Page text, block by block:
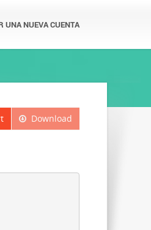
UNA NUEVA CUENTA
Download